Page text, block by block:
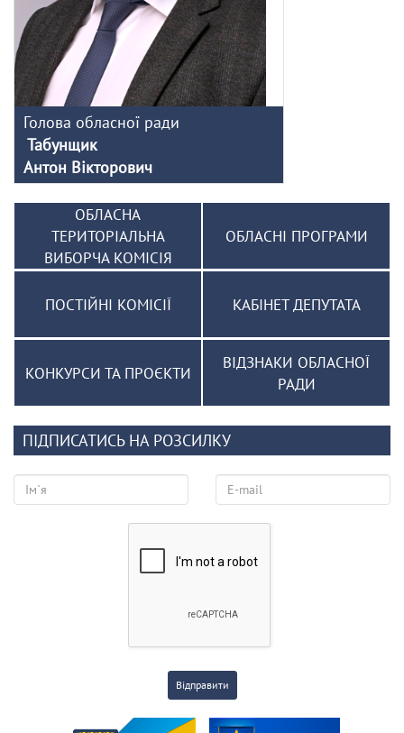
Голова обласної ради
Табунщик
Антон Вікторович
ОБЛАСНА
ТЕРИТОРІАЛЬНА
ВИБОРЧА КОМІСІЯ
ОБЛАСНІ ПРОГРАМИ
ПОСТІЙНІ КОМІСІЇ КАБІНЕТ ДЕПУТАТА
КОНКУРСИ ТА ПРОЄКТИ
ВІДЗНАКИ ОБЛАСНОЇ
РАДИ
ПІДПИСАТИСЬ НА РОЗСИЛКУ
Відправити